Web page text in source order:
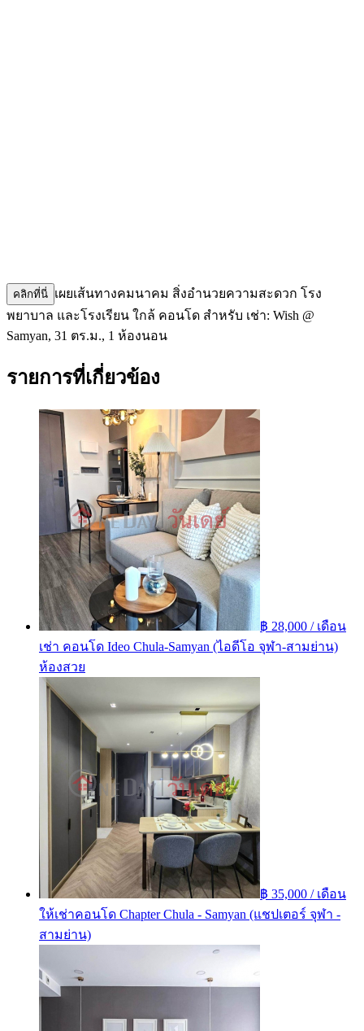
คลิกที่นี่ เผยเส้นทางคมนาคม สิ่งอำนวยความสะดวก โรง
พยาบาล และโรงเรียน ใกล้ คอนโด สำหรับ เช่า: Wish @
Samyan, 31 ตร.ม., 1 ห้องนอน
รายการที่เกี่ยวข้อง
฿ 28,000 / เดือน
เช่า คอนโด Ideo Chula-Samyan (ไอดีโอ จุฬา-สามย่าน)
ห้องสวย
฿ 35,000 / เดือน
ให้เช่าคอนโด Chapter Chula - Samyan (แชปเตอร์ จุฬา -
สามย่าน)